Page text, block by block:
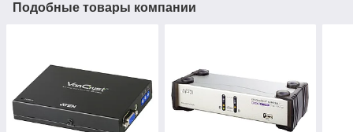
Подобные товары компании